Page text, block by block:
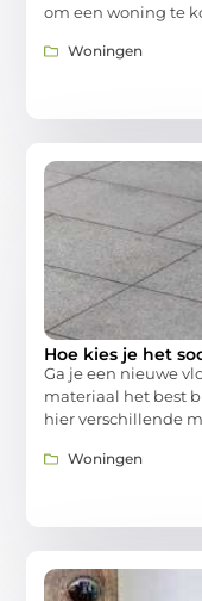
om een woning te
Woningen
Hoe kies je het
Ga je een nieuwe
materiaal het best
hier verschillende
Woningen